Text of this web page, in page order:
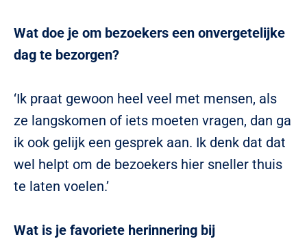
Wat doe je om bezoekers een onvergetelijke
dag te bezorgen?
‘Ik praat gewoon heel veel met mensen, als
ze langskomen of iets moeten vragen, dan ga
ik ook gelijk een gesprek aan. Ik denk dat dat
wel helpt om de bezoekers hier sneller thuis
te laten voelen.’
Wat is je favoriete herinnering bij